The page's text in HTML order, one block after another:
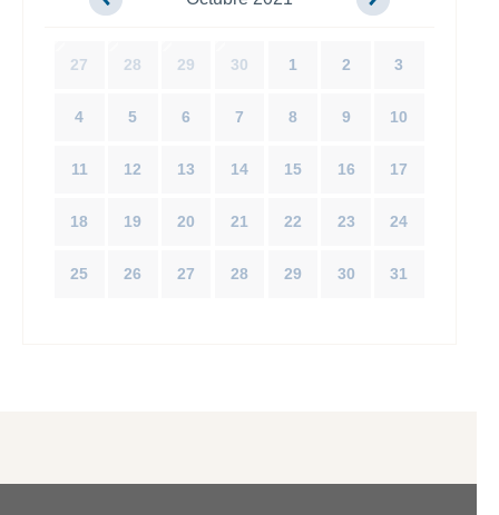
27 28 29 30 1 2 3
4 5 6 7 8 9 10
11 12 13 14 15 16 17
18 19 20 21 22 23 24
25 26 27 28 29 30 31